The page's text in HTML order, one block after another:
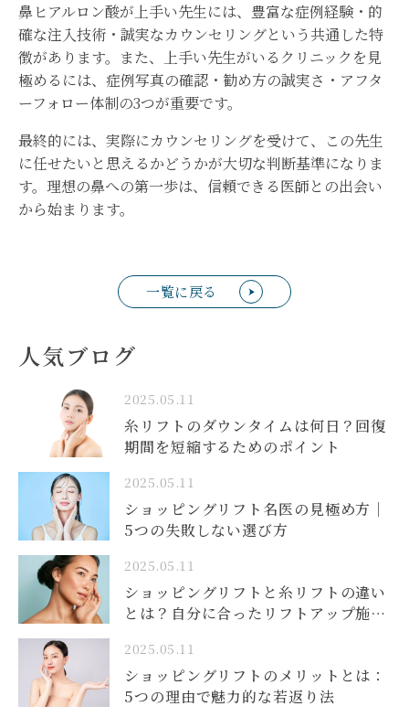
鼻ヒアルロン酸が上手い先生には、豊富な症例経験・的
確な注入技術・誠実なカウンセリングという共通した特
徴があります。また、上手い先生がいるクリニックを見
極めるには、症例写真の確認・勧め方の誠実さ・アフタ
ーフォロー体制の3つが重要です。
最終的には、実際にカウンセリングを受けて、この先生
に任せたいと思えるかどうかが大切な判断基準になりま
す。理想の鼻への第一歩は、信頼できる医師との出会い
から始まります。
一覧に戻る
人気ブログ
2025.05.11
糸リフトのダウンタイムは何日？回復
期間を短縮するためのポイント
2025.05.11
ショッピングリフト名医の見極め方｜
5つの失敗しない選び方
2025.05.11
ショッピングリフトと糸リフトの違い
とは？自分に合ったリフトアップ施術
2025.05.11
ショッピングリフトのメリットとは：
5つの理由で魅力的な若返り法